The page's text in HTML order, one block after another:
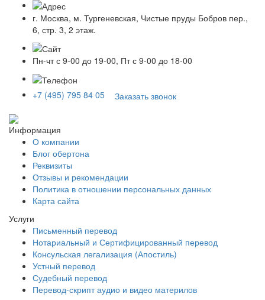
г. Москва, м. Тургеневская, Чистые пруды Бобров пер.,
6, стр. 3, 2 этаж.
Пн-чт с 9-00 до 19-00, Пт с 9-00 до 18-00
+7 (495) 795 84 05 Заказать звонок
Информация
О компании
Блог обертона
Реквизиты
Отзывы и рекомендации
Политика в отношении персональных данных
Карта сайта
Услуги
Письменный перевод
Нотариальный и Сертифицированный перевод
Консульская легализация (Апостиль)
Устный перевод
Судебный перевод
Перевод-скрипт аудио и видео материлов